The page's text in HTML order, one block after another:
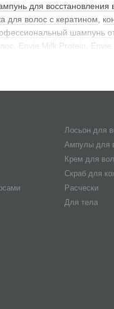
для восстановления
для волос с кератином
шампунь
Envie Milk Protein Envie
Лосьон для
Ампулы для
Крем для
Скраб для
Расчески
Для тела